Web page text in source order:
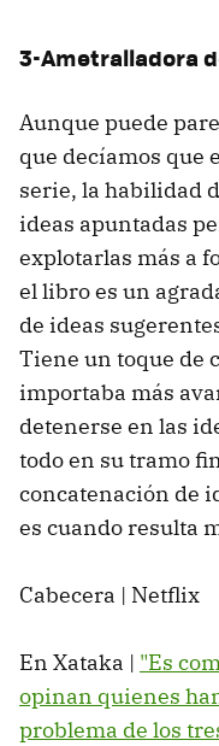
3-Ametralladora
Aunque puede
que decíamos que
serie, la habilidad
ideas apuntadas
explotarlas más a
el libro es un
de ideas
Tiene un toque de
importaba más
detenerse en las
todo en su tramo
concatenación de
es cuando resulta
Cabecera | Netflix
En Xataka | "Es
opinan quienes
problema de los